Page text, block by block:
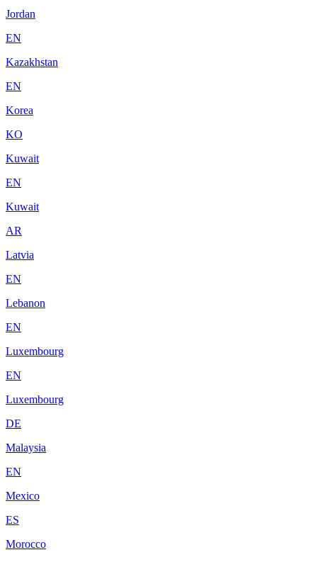
Jordan
EN
Kazakhstan
EN
Korea
KO
Kuwait
EN
Kuwait
AR
Latvia
EN
Lebanon
EN
Luxembourg
EN
Luxembourg
DE
Malaysia
EN
Mexico
ES
Morocco